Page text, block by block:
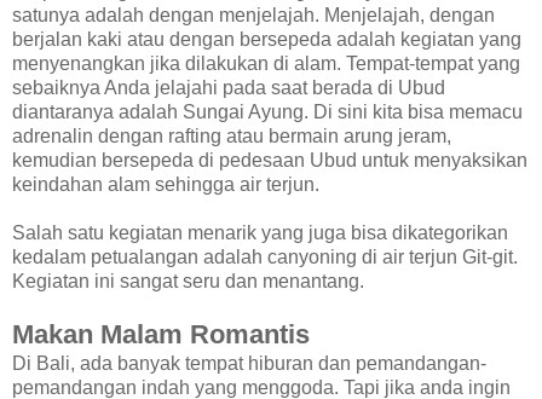
satunya adalah dengan menjelajah. Menjelajah, dengan
berjalan kaki atau dengan bersepeda adalah kegiatan yang
menyenangkan jika dilakukan di alam. Tempat-tempat yang
sebaiknya Anda jelajahi pada saat berada di Ubud
diantaranya adalah Sungai Ayung. Di sini kita bisa memacu
adrenalin dengan rafting atau bermain arung jeram,
kemudian bersepeda di pedesaan Ubud untuk menyaksikan
keindahan alam sehingga air terjun.
Salah satu kegiatan menarik yang juga bisa dikategorikan
kedalam petualangan adalah canyoning di air terjun Git-git.
Kegiatan ini sangat seru dan menantang.
Makan Malam Romantis
Di Bali, ada banyak tempat hiburan dan pemandangan-
pemandangan indah yang menggoda. Tapi jika anda ingin